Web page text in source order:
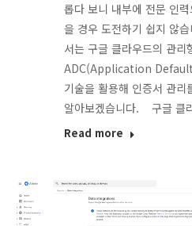
롭다 보니 내부에 전문 인
을 경우 도전하기 쉽지 않
서는 구글 클라우드의 관리
ADC(Application
기술을 활용해 인증서 관리
알아보겠습니다. 구글 클
Read more